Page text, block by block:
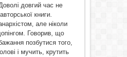
довгий час не
книги.
але ніколи
Говорив, що
позбутися того,
і мучить, крутить